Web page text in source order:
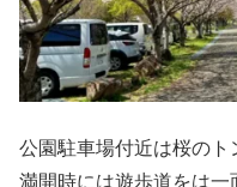
公園駐車場付近は桜のト
満開時には遊歩道をは